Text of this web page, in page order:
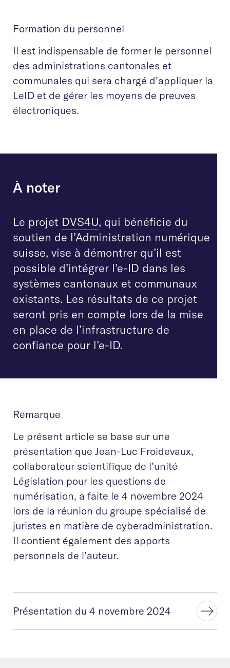
Formation du personnel
Il est indispensable de former le personnel
des administrations cantonales et
communales qui sera chargé d’appliquer la
LeID et de gérer les moyens de preuves
électroniques.
À noter
Le projet DVS4U, qui bénéficie du
soutien de l’Administration numérique
suisse, vise à démontrer qu’il est
possible d’intégrer l’e-ID dans les
systèmes cantonaux et communaux
existants. Les résultats de ce projet
seront pris en compte lors de la mise
en place de l’infrastructure de
confiance pour l’e-ID.
Remarque
Le présent article se base sur une
présentation que Jean-Luc Froidevaux,
collaborateur scientifique de l’unité
Législation pour les questions de
numérisation, a faite le 4 novembre 2024
lors de la réunion du groupe spécialisé de
juristes en matière de cyberadministration.
Il contient également des apports
personnels de l’auteur.
Présentation du 4 novembre 2024